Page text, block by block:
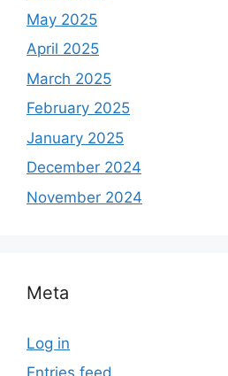
May 2025
April 2025
March 2025
February 2025
January 2025
December 2024
November 2024
Meta
Log in